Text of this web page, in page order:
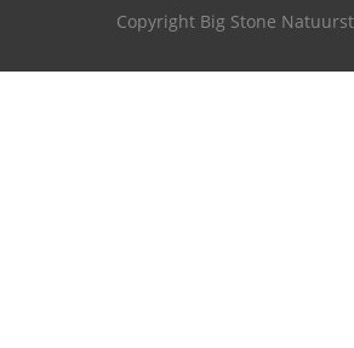
Copyright Big Stone